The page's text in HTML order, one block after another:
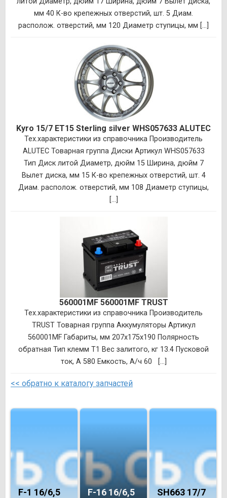
мм 40 К-во крепежных отверстий, шт. 5 Диам.
располож. отверстий, мм 120 Диаметр ступицы, мм [...]
Kyro 15/7 ET15 Sterling silver WHS057633 ALUTEC
Тех.характеристики из справочника Производитель
ALUTEC Товарная группа Диски Артикул WHS057633
Тип Диск литой Диаметр, дюйм 15 Ширина, дюйм 7
Вылет диска, мм 15 К-во крепежных отверстий, шт. 4
Диам. располож. отверстий, мм 108 Диаметр ступицы,
[...]
560001MF 560001MF TRUST
Тех.характеристики из справочника Производитель
TRUST Товарная группа Аккумуляторы Артикул
560001MF Габариты, мм 207x175x190 Полярность
обратная Тип клемм T1 Вес залитого, кг 13.4 Пусковой
ток, А 580 Емкость, А/ч 60 [...]
<< обратно к каталогу запчастей
F-1 16/6,5
F-16 16/6,5
SH663 17/7